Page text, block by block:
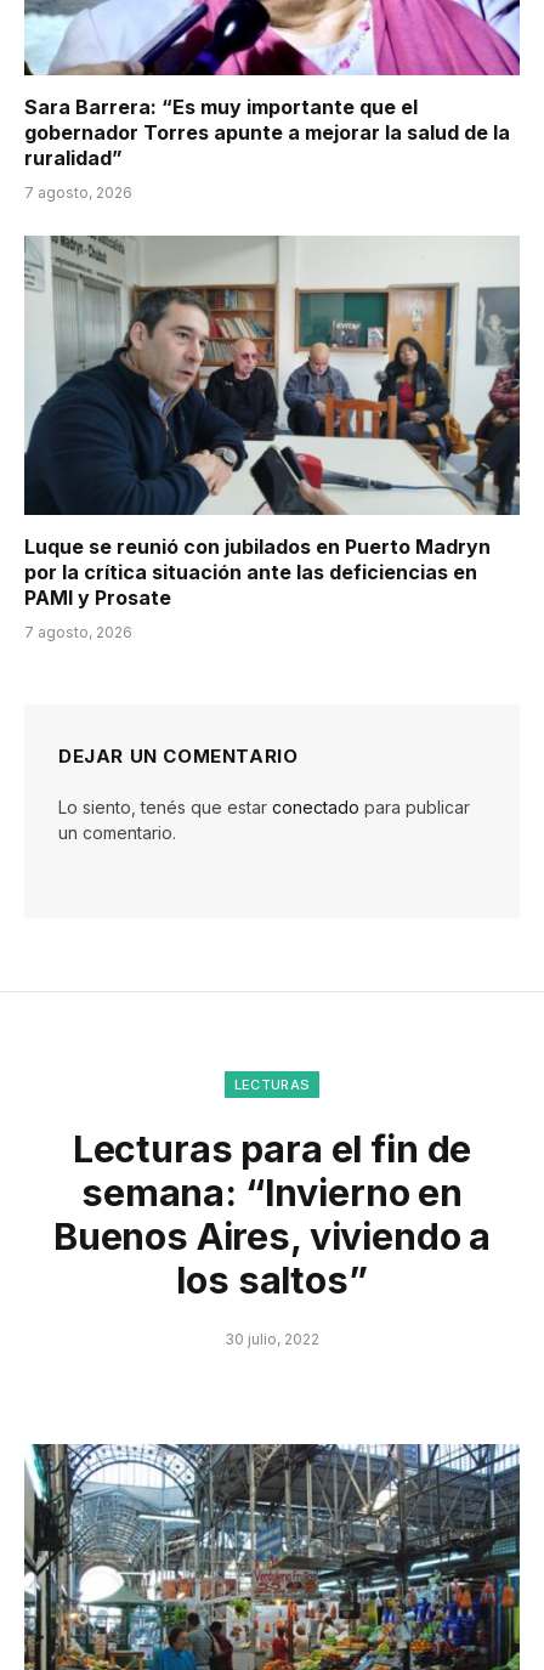
Sara Barrera: “Es muy importante que el
gobernador Torres apunte a mejorar la salud de la
ruralidad”
7 agosto, 2026
Luque se reunió con jubilados en Puerto Madryn
por la crítica situación ante las deficiencias en
PAMI y Prosate
7 agosto, 2026
DEJAR UN COMENTARIO
Lo siento, tenés que estar conectado para publicar
un comentario.
LECTURAS
Lecturas para el fin de
semana: “Invierno en
Buenos Aires, viviendo a
los saltos”
30 julio, 2022